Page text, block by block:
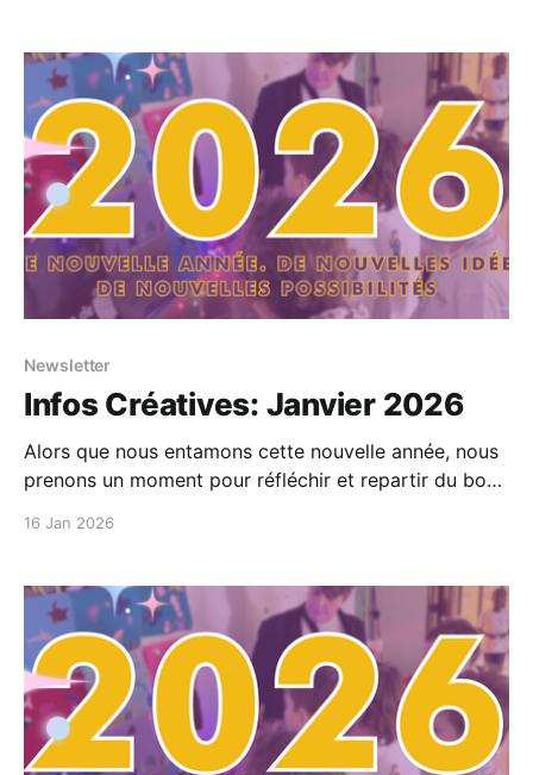
Newsletter
Infos Créatives: Janvier 2026
Alors que nous entamons cette nouvelle année, nous
prenons un moment pour réfléchir et repartir du bon
qui nous attend...
16 Jan 2026